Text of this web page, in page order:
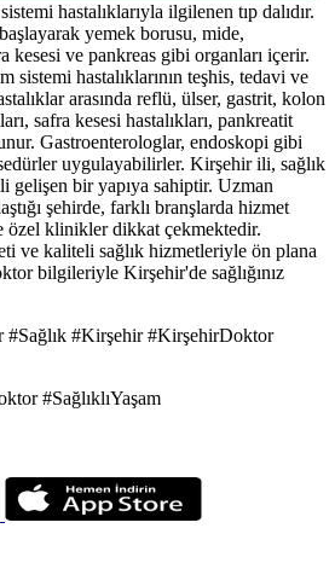
hastalıklarıyla ilgilenen tıp dalıdır.
yemek borusu, mide,
kesesi ve pankreas gibi organları içerir.
sistemi hastalıklarının teşhis, tedavi ve
arasında reflü, ülser, gastrit, kolon
safra kesesi hastalıkları, pankreatit
Gastroenterologlar, endoskopi gibi
uygulayabilirler. Kirşehir ili, sağlık
gelişen bir yapıya sahiptir. Uzman
şehirde, farklı branşlarda hizmet
özel klinikler dikkat çekmektedir.
ve kaliteli sağlık hizmetleriyle ön plana
bilgileriyle Kirşehir'de sağlığınız
#Sağlık #Kirşehir #KirşehirDoktor
#SağlıklıYaşam